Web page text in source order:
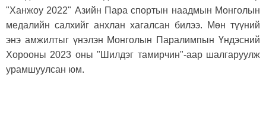
"Ханжоу 2022" Азийн Пара спортын наадмын Монголын
медалийн салхийг анхлан хагалсан билээ. Мөн түүний
энэ амжилтыг үнэлэн Монголын Паралимпын Үндэсний
Хорооны 2023 оны "Шилдэг тамирчин"-аар шалгаруулж
урамшуулсан юм.